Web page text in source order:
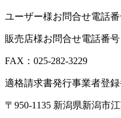
ユーザー様お問合せ電話番
販売店様お問合せ電話番号
FAX：025-282-3229
適格請求書発行事業者登録
〒950-1135 新潟県新潟市